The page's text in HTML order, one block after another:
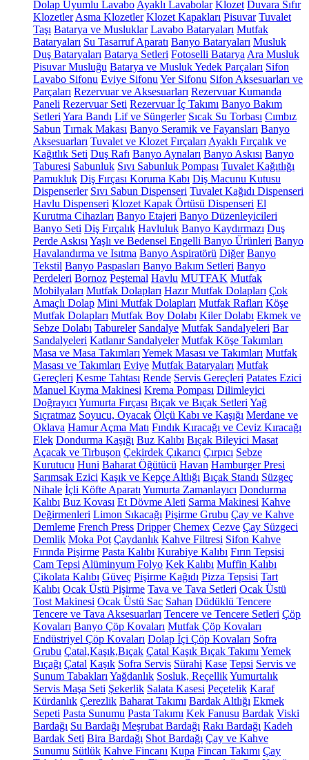
Dolap Uyumlu Lavabo Ayaklı Lavabolar Klozet Duvara Sıfır
Klozetler Asma Klozetler Klozet Kapakları Pisuvar Tuvalet
Taşı Batarya ve Musluklar Lavabo Bataryaları Mutfak
Bataryaları Su Tasarruf Aparatı Banyo Bataryaları Musluk
Duş Bataryaları Batarya Setleri Fotoselli Batarya Ara Musluk
Pisuvar Musluğu Batarya ve Musluk Yedek Parçaları Sifon
Lavabo Sifonu Eviye Sifonu Yer Sifonu Sifon Aksesuarları ve
Parçaları Rezervuar ve Aksesuarları Rezervuar Kumanda
Paneli Rezervuar Seti Rezervuar İç Takımı Banyo Bakım
Setleri Yara Bandı Lif ve Süngerler Sıcak Su Torbası Cımbız
Sabun Tırnak Makası Banyo Seramik ve Fayansları Banyo
Aksesuarları Tuvalet ve Klozet Fırçaları Ayaklı Fırçalık ve
Kağıtlık Seti Duş Rafı Banyo Aynaları Banyo Askısı Banyo
Taburesi Sabunluk Sıvı Sabunluk Pompası Tuvalet Kağıtlığı
Pamukluk Diş Fırçası Koruma Kabı Diş Macunu Kutusu
Dispenserler Sıvı Sabun Dispenseri Tuvalet Kağıdı Dispenseri
Havlu Dispenseri Klozet Kapak Örtüsü Dispenseri El
Kurutma Cihazları Banyo Etajeri Banyo Düzenleyicileri
Banyo Seti Diş Fırçalık Havluluk Banyo Kaydırmazı Duş
Perde Askısı Yaşlı ve Bedensel Engelli Banyo Ürünleri Banyo
Havalandırma ve Isıtma Banyo Aspiratörü Diğer Banyo
Tekstil Banyo Paspasları Banyo Bakım Setleri Banyo
Perdeleri Bornoz Peştemal Havlu MUTFAK Mutfak
Mobilyaları Mutfak Dolapları Hazır Mutfak Dolapları Çok
Amaçlı Dolap Mini Mutfak Dolapları Mutfak Rafları Köşe
Mutfak Dolapları Mutfak Boy Dolabı Kiler Dolabı Ekmek ve
Sebze Dolabı Tabureler Sandalye Mutfak Sandalyeleri Bar
Sandalyeleri Katlanır Sandalyeler Mutfak Köşe Takımları
Masa ve Masa Takımları Yemek Masası ve Takımları Mutfak
Masası ve Takımları Eviye Mutfak Bataryaları Mutfak
Gereçleri Kesme Tahtası Rende Servis Gereçleri Patates Ezici
Manuel Kıyma Makinesi Krema Pompası Dilimleyici
Doğrayıcı Yumurta Fırçası Bıçak ve Bıçak Setleri Yağ
Sıçratmaz Soyucu, Oyacak Ölçü Kabı ve Kaşığı Merdane ve
Oklava Hamur Açma Matı Fındık Kıracağı ve Ceviz Kıracağı
Elek Dondurma Kaşığı Buz Kalıbı Bıçak Bileyici Masat
Açacak ve Tirbuşon Çekirdek Çıkarıcı Çırpıcı Sebze
Kurutucu Huni Baharat Öğütücü Havan Hamburger Presi
Sarımsak Ezici Kaşık ve Kepçe Altlığı Bıçak Standı Süzgeç
Nihale İçli Köfte Aparatı Yumurta Zamanlayıcı Dondurma
Kalıbı Buz Kovası Et Dövme Aleti Sarma Makinesi Kahve
Değirmenleri Limon Sıkacağı Pişirme Grubu Çay ve Kahve
Demleme French Press Dripper Chemex Cezve Çay Süzgeci
Demlik Moka Pot Çaydanlık Kahve Filtresi Sifon Kahve
Fırında Pişirme Pasta Kalıbı Kurabiye Kalıbı Fırın Tepsisi
Cam Tepsi Alüminyum Folyo Kek Kalıbı Muffin Kalıbı
Çikolata Kalıbı Güveç Pişirme Kağıdı Pizza Tepsisi Tart
Kalıbı Ocak Üstü Pişirme Tava ve Tava Setleri Ocak Üstü
Tost Makinesi Ocak Üstü Sac Sahan Düdüklü Tencere
Tencere ve Tava Aksesuarları Tencere ve Tencere Setleri Çöp
Kovaları Banyo Çöp Kovaları Mutfak Çöp Kovaları
Endüstriyel Çöp Kovaları Dolap İçi Çöp Kovaları Sofra
Grubu Çatal,Kaşık,Bıçak Çatal Kaşık Bıçak Takımı Yemek
Bıçağı Çatal Kaşık Sofra Servis Sürahi Kase Tepsi Servis ve
Sunum Tabakları Yağdanlık Sosluk, ReçellikYumurtalık
Servis Maşa Seti Şekerlik Salata Kasesi Peçetelik Karaf
Kürdanlık Çerezlik Baharat Takımı Bardak Altlığı Ekmek
Sepeti Pasta Sunumu Pasta Takımı Kek Fanusu Bardak Viski
Bardağı Su Bardağı Meşrubat Bardağı Rakı Bardağı Kadeh
Bardak Seti Bira Bardağı Shot Bardağı Çay ve Kahve
Sunumu Sütlük Kahve Fincanı Kupa Fincan Takımı Çay